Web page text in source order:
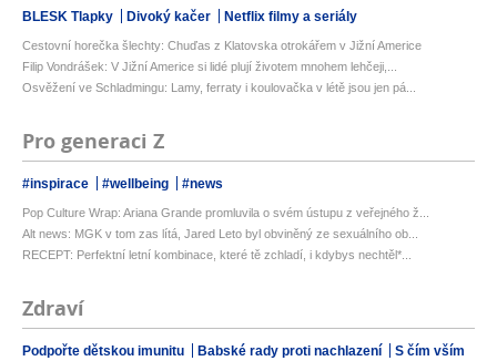
BLESK Tlapky Divoký kačer Netflix filmy a seriály
Cestovní horečka šlechty: Chuďas z Klatovska otrokářem v Jižní Americe
Filip Vondrášek: V Jižní Americe si lidé plují životem mnohem lehčeji,...
Osvěžení ve Schladmingu: Lamy, ferraty i koulovačka v létě jsou jen pá...
Pro generaci Z
#inspirace #wellbeing #news
Pop Culture Wrap: Ariana Grande promluvila o svém ústupu z veřejného ž...
Alt news: MGK v tom zas lítá, Jared Leto byl obviněný ze sexuálního ob...
RECEPT: Perfektní letní kombinace, které tě zchladí, i kdybys nechtěl*...
Zdraví
Podpořte dětskou imunitu Babské rady proti nachlazení
S čím vším